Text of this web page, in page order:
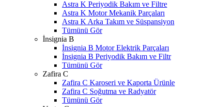
Astra K Periyodik Bakım ve Filtre
Astra K Motor Mekanik Parçaları
Astra K Arka Takım ve Süspansiyon
Tümünü Gör
İnsignia B
İnsignia B Motor Elektrik Parçaları
İnsignia B Periyodik Bakım ve Filtr
Tümünü Gör
Zafira C
Zafira C Karoseri ve Kaporta Ürünle
Zafira C Soğutma ve Radyatör
Tümünü Gör